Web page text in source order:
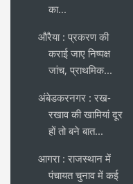
का...
औरैया : प्रकरण की
कराई जाए निष्पक्ष
जांच, प्राथमिक...
अंबेडकरनगर : रख-
रखाव की खामियां दूर
हों तो बने बात...
आगरा : राजस्थान में
पंचायत चुनाव में कई